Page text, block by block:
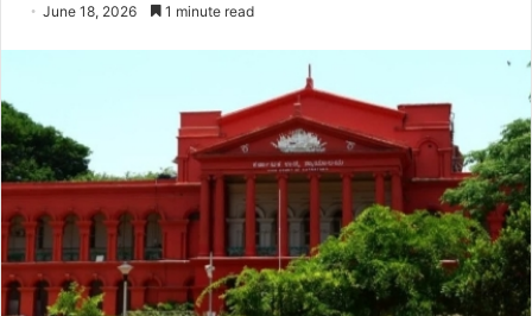
June 18, 2026 1 minute read